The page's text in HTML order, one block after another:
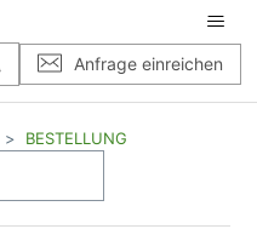
Anfrage einreichen
BESTELLUNG